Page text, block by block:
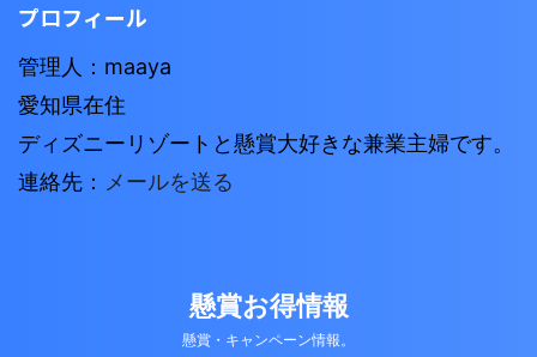
プロフィール
管理人：maaya
愛知県在住
ディズニーリゾートと懸賞大好きな兼業主婦です。
連絡先： メールを送る
懸賞お得情報
懸賞・キャンペーン情報。